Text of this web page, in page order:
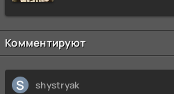
Комментируют
S shystryak